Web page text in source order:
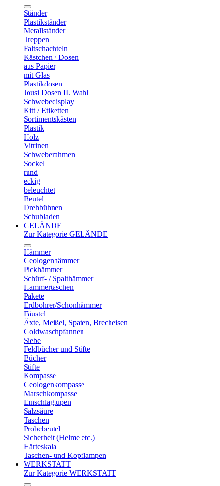
Ständer
Plastikständer
Metallständer
Treppen
Faltschachteln
Kästchen / Dosen
aus Papier
mit Glas
Plastikdosen
Jousi Dosen II. Wahl
Schwebedisplay
Kitt / Etiketten
Sortimentskästen
Plastik
Holz
Vitrinen
Schweberahmen
Sockel
rund
eckig
beleuchtet
Beutel
Drehbühnen
Schubladen
GELÄNDE
Zur Kategorie GELÄNDE
Hämmer
Geologenhämmer
Pickhämmer
Schürf- / Spalthämmer
Hammertaschen
Pakete
Erdbohrer/Schonhämmer
Fäustel
Äxte, Meißel, Spaten, Brecheisen
Goldwaschpfannen
Siebe
Feldbücher und Stifte
Bücher
Stifte
Kompasse
Geologenkompasse
Marschkompasse
Einschlaglupen
Salzsäure
Taschen
Probebeutel
Sicherheit (Helme etc.)
Härteskala
Taschen- und Kopflampen
WERKSTATT
Zur Kategorie WERKSTATT